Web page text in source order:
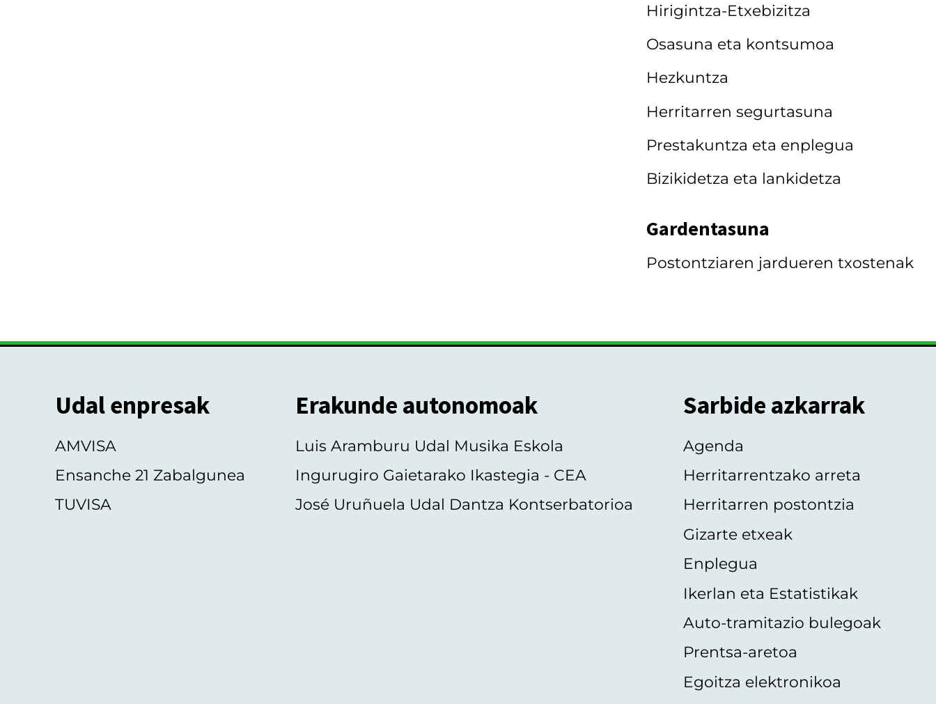
Hirigintza-Etxebizitza
Osasuna eta kontsumoa
Hezkuntza
Herritarren segurtasuna
Prestakuntza eta enplegua
Bizikidetza eta lankidetza
Gardentasuna
Postontziaren jardueren txostenak
Udal enpresak
AMVISA
Ensanche 21 Zabalgunea
TUVISA
Erakunde autonomoak
Luis Aramburu Udal Musika Eskola
Ingurugiro Gaietarako Ikastegia - CEA
José Uruñuela Udal Dantza Kontserbatorioa
Sarbide azkarrak
Agenda
Herritarrentzako arreta
Herritarren postontzia
Gizarte etxeak
Enplegua
Ikerlan eta Estatistikak
Auto-tramitazio bulegoak
Prentsa-aretoa
Egoitza elektronikoa